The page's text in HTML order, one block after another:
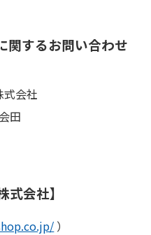
関するお問い合わせ
会社
田
式会社】
）